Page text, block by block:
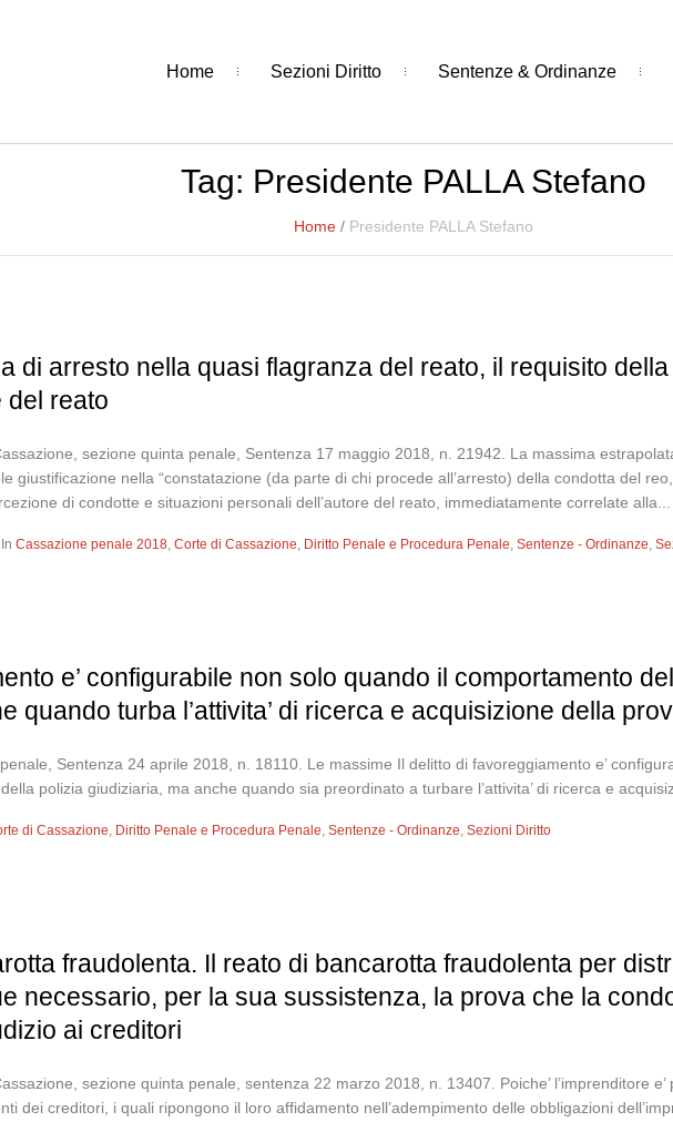
Home Sezioni Diritto Sentenze & Ordinanze
Tag: Presidente PALLA Stefano
Home / Presidente PALLA Stefano
di arresto nella quasi flagranza del reato, il requisito
del reato
sezione quinta penale, Sentenza 17 maggio 2018, n. 21942. La massima
giustificazione nella “constatazione (da parte di chi procede all’arresto) della condotta del
di condotte e situazioni personali dell’autore del reato, immediatamente correlate alla...
InCassazione penale 2018,Corte di Cassazione, Diritto Penale e Procedura Penale,Sentenze - Ordinanze,
e’ configurabile non solo quando il comportamento
quando turba l’attivita’ di ricerca e acquisizione della
Sentenza 24 aprile 2018, n. 18110. Le massime Il delitto di favoreggiamento e’
polizia giudiziaria, ma anche quando sia preordinato a turbare l’attivita’ di ricerca e
di Cassazione, Diritto Penale e Procedura Penale,Sentenze - Ordinanze,Sezioni Diritto
fraudolenta. Il reato di bancarotta fraudolenta per
necessario, per la sua sussistenza, la prova che la
ai creditori
sezione quinta penale, sentenza 22 marzo 2018, n. 13407. Poiche’ l’imprenditore
dei creditori, i quali ripongono il loro affidamento nell’adempimento delle obbligazioni